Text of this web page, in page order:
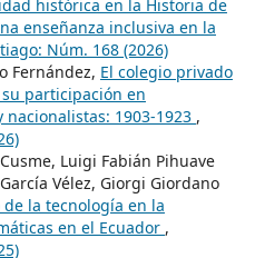
histórica en la Historia de
enseñanza inclusiva en la
Núm. 168 (2026)
Fernández, El colegio privado
participación en
1903-1923 ,
Luigi Fabián Pihuave
Vélez, Giorgi Giordano
de la tecnología en la
en el Ecuador ,